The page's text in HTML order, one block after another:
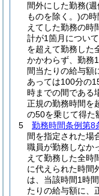
間外にした勤務(週
ものを除く。)の時
えてした勤務の時
計が1箇月につい
を超えて勤務した
かかわらず、勤務1
間当たりの給与額
あっては100分の
時までの間である
正規の勤務時間を
の50を乗じて得た
5
勤務時間条例第8
間を指定された場
職員が勤務しなか
えて勤務した全時
に代えられた時間
は、当該時間1時間
たりの給与額に、